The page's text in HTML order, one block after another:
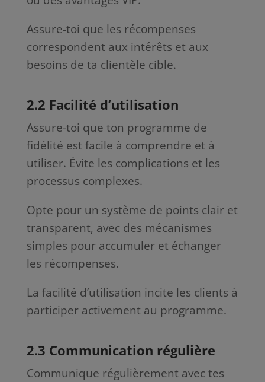
Assure-toi que les récompenses
correspondent aux intérêts et aux
besoins de ta clientèle cible.
2.2 Facilité d’utilisation
Assure-toi que ton programme de
fidélité est facile à comprendre et à
utiliser. Évite les complications et les
processus complexes.
Opte pour un système de points clair et
transparent, avec des mécanismes
simples pour accumuler et échanger
les récompenses.
La facilité d’utilisation incite les clients à
participer activement au programme.
2.3 Communication régulière
Communique régulièrement avec tes